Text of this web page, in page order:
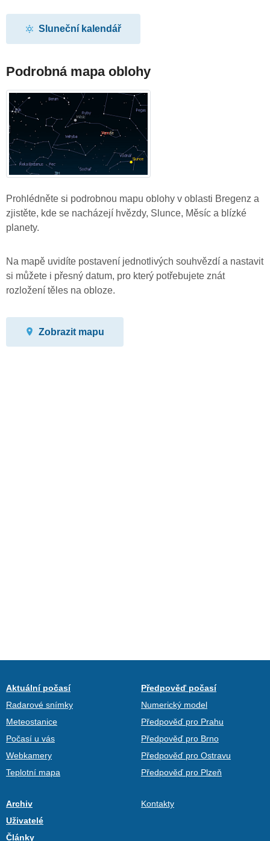
Sluneční kalendář
Podrobná mapa oblohy
Prohlédněte si podrobnou mapu oblohy v oblasti Bregenz a
zjistěte, kde se nacházejí hvězdy, Slunce, Měsíc a blízké
planety.
Na mapě uvidíte postavení jednotlivých souhvězdí a nastavit
si můžete i přesný datum, pro který potřebujete znát
rozložení těles na obloze.
Zobrazit mapu
Aktuální počasí
Radarové snímky
Meteostanice
Počasí u vás
Webkamery
Teplotní mapa
Předpověď počasí
Numerický model
Předpověď pro Prahu
Předpověď pro Brno
Předpověď pro Ostravu
Předpověď pro Plzeň
Archiv
Uživatelé
Články
Kontakty